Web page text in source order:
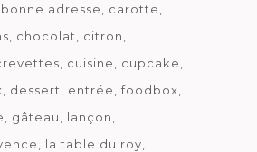
bonne adresse
carotte
chocolat
citron
cuisine
cupcake
dessert entrée
foodbox
gâteau
lançon
la table du roy